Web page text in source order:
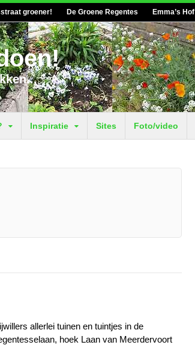
groener! De Groene Regentes Emma’s Hof
Inspiratie Sites Foto/video
allerlei tuinen en tuintjes in de
hoek Laan van Meerdervoort